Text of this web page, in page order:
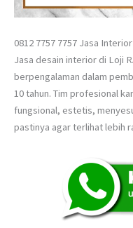
0812 7757 7757 Jasa
Jasa desain interior di Loji
berpengalaman dalam
10 tahun. Tim profesional
fungsional, estetis,
pastinya agar terlihat lebih